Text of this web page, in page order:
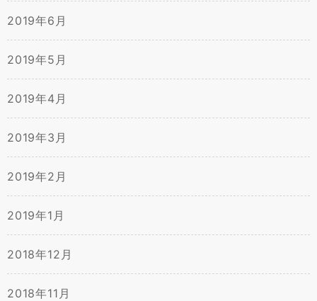
2019年6月
2019年5月
2019年4月
2019年3月
2019年2月
2019年1月
2018年12月
2018年11月